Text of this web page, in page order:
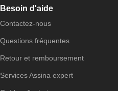
Besoin d'aide
Contactez-nous
Questions fréquentes
Retour et remboursement
Services Assina expert